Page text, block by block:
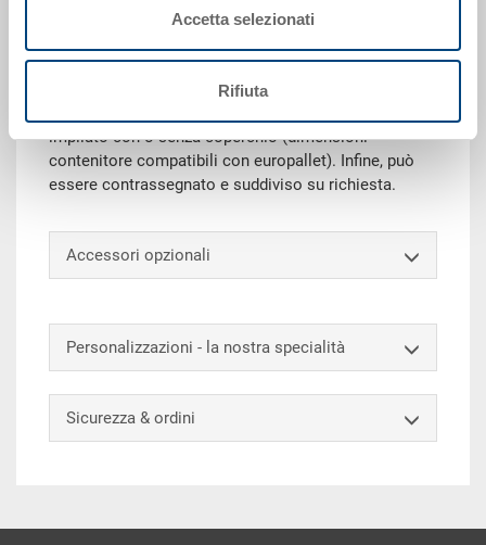
Accetta selezionati
Rifiuta
Grazie alla sua capacità di carico, il contenitore
impilabile RAKO è ideale per trasporto e stoccaggio.
impilato con o senza coperchio (dimensioni
contenitore compatibili con europallet). Infine, può
essere contrassegnato e suddiviso su richiesta.
Accessori opzionali
Personalizzazioni - la nostra specialità
Sicurezza & ordini